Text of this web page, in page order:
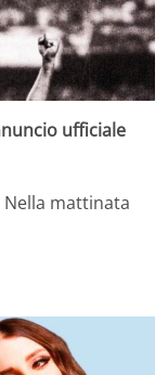
ufficiale
Nella mattinata